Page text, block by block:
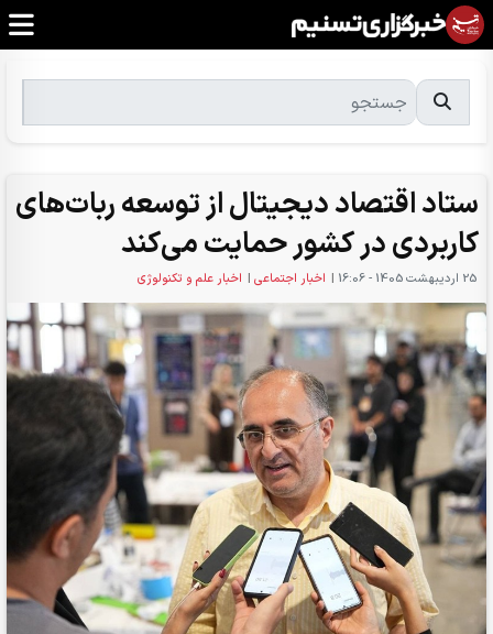
ستاد اقتصاد دیجیتال از توسعه ربات‌های
کاربردی در کشور حمایت می‌کند
25 ارديبهشت 1405 - 16:06 | اخبار اجتماعی | اخبار علم و تکنولوژی